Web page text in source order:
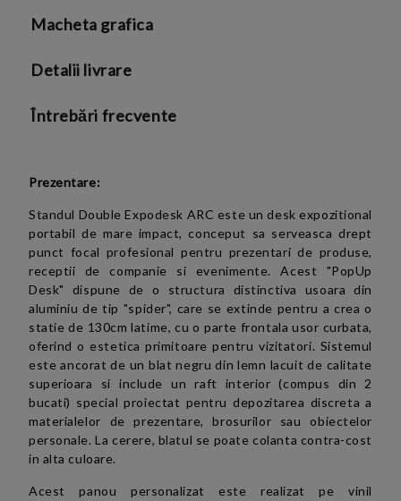
Macheta grafica
Detalii livrare
Întrebări frecvente
Prezentare:
Standul Double Expodesk ARC este un desk expozitional
portabil de mare impact, conceput sa serveasca drept
punct focal profesional pentru prezentari de produse,
receptii de companie si evenimente. Acest "PopUp
Desk" dispune de o structura distinctiva usoara din
aluminiu de tip "spider", care se extinde pentru a crea o
statie de 130cm latime, cu o parte frontala usor curbata,
oferind o estetica primitoare pentru vizitatori. Sistemul
este ancorat de un blat negru din lemn lacuit de calitate
superioara si include un raft interior (compus din 2
bucati) special proiectat pentru depozitarea discreta a
materialelor de prezentare, brosurilor sau obiectelor
personale. La cerere, blatul se poate colanta contra-cost
in alta culoare.
Acest panou personalizat este realizat pe vinil